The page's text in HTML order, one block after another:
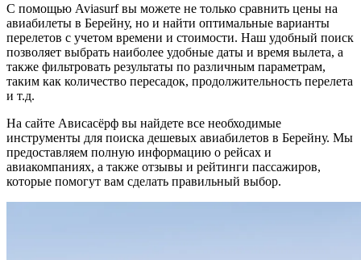
С помощью Aviasurf вы можете не только сравнить цены на
авиабилеты в Берейну, но и найти оптимальные варианты
перелетов с учетом времени и стоимости. Наш удобный поиск
позволяет выбрать наиболее удобные даты и время вылета, а
также фильтровать результаты по различным параметрам,
таким как количество пересадок, продолжительность перелета
и т.д.
На сайте Ависасёрф вы найдете все необходимые
инструменты для поиска дешевых авиабилетов в Берейну. Мы
предоставляем полную информацию о рейсах и
авиакомпаниях, а также отзывы и рейтинги пассажиров,
которые помогут вам сделать правильный выбор.